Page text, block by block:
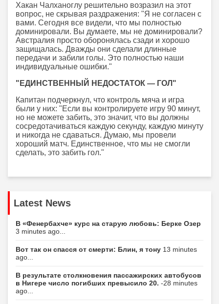
Хакан Чалханоглу решительно возразил на этот
вопрос, не скрывая раздражения: "Я не согласен с
вами. Сегодня все видели, что мы полностью
доминировали. Вы думаете, мы не доминировали?
Австралия просто оборонялась сзади и хорошо
защищалась. Дважды они сделали длинные
передачи и забили голы. Это полностью наши
индивидуальные ошибки."
"ЕДИНСТВЕННЫЙ НЕДОСТАТОК — ГОЛ"
Капитан подчеркнул, что контроль мяча и игра
были у них: "Если вы контролируете игру 90 минут,
но не можете забить, это значит, что вы должны
сосредотачиваться каждую секунду, каждую минуту
и никогда не сдаваться. Думаю, мы провели
хороший матч. Единственное, что мы не смогли
сделать, это забить гол."
Latest News
В «Фенербахче» курс на старую любовь: Берке Озер
3 minutes ago...
Вот так он спасся от смерти: Блин, я тону 13 minutes
ago...
В результате столкновения пассажирских автобусов
в Нигере число погибших превысило 20. -28 minutes
ago...